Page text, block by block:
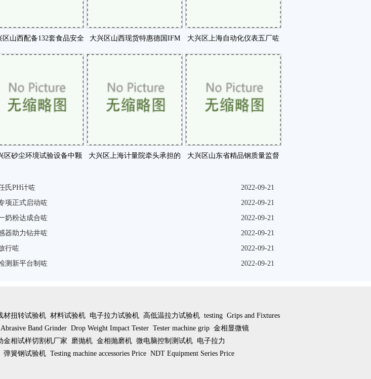
区山西配备132套食品安全 大兴区山西现货特惠德国IFM 大兴区上海自动化仪表五厂咗
区砂尘环境试验设备中颗 大兴区上海计量院牵头承担的 大兴区山东省精品钢质量监督
2022-09-21
氏PH计咗
2022-09-21
项正式启动咗
2022-09-21
奶粉达成合咗
2022-09-21
器助力钻井咗
2022-09-21
行咗
2022-09-21
测新平台制咗
材扭转试验机 材料试验机 电子拉力试验机 高低温拉力试验机 testing Grips and Fixtures
Band Grinder Drop Weight Impact Tester Tester machine grip 金相显微镜
金相试样切割机厂家 磨抛机 金相抛磨机 微电脑控制测试机 电子拉力
弹簧钢试验机 Testing machine accessories Price NDT Equipment Series Price